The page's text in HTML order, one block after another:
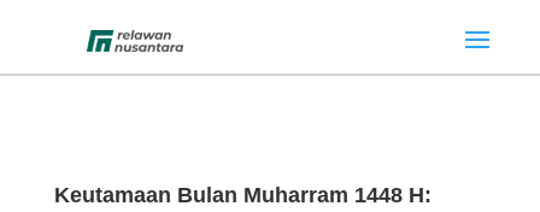
Keutamaan Bulan Muharram 1448 H: